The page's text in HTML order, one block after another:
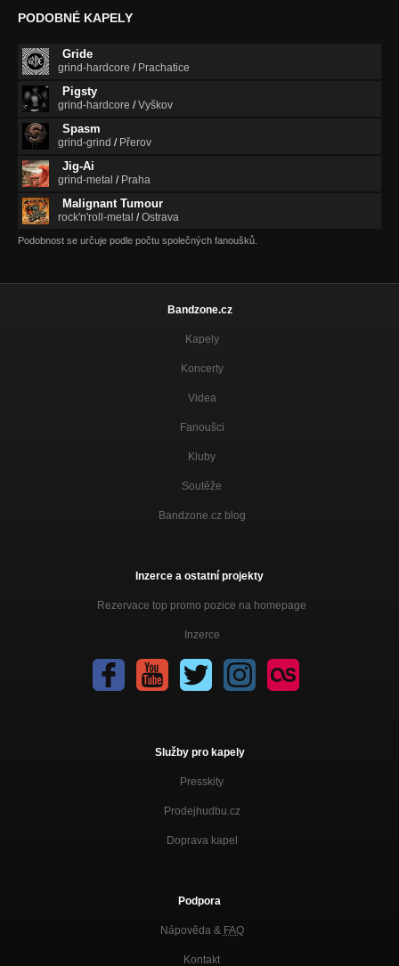
PODOBNÉ KAPELY
Gride
grind-hardcore / Prachatice
Pigsty
grind-hardcore /Vyškov
Spasm
grind-grind / Přerov
Jig-Ai
grind-metal / Praha
Malignant Tumour
rock'n'roll-metal /Ostrava
Podobnost se určuje podle počtu společných fanoušků.
Bandzone.cz
Kapely
Koncerty
Videa
Fanoušci
Kluby
Soutěže
Bandzone.cz blog
Inzerce a ostatní projekty
Rezervace top promo pozice na homepage
Inzerce
Služby pro kapely
Presskity
Prodejhudbu.cz
Doprava kapel
Podpora
Nápověda & FAQ
Kontakt